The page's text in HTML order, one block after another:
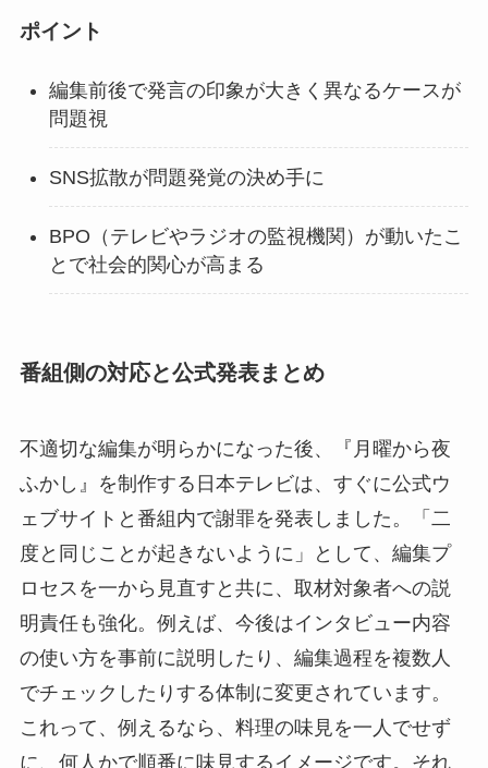
ポイント
編集前後で発言の印象が大きく異なるケースが
問題視
SNS拡散が問題発覚の決め手に
BPO（テレビやラジオの監視機関）が動いたこ
とで社会的関心が高まる
番組側の対応と公式発表まとめ
不適切な編集が明らかになった後、『月曜から夜
ふかし』を制作する日本テレビは、すぐに公式ウ
ェブサイトと番組内で謝罪を発表しました。「二
度と同じことが起きないように」として、編集プ
ロセスを一から見直すと共に、取材対象者への説
明責任も強化。例えば、今後はインタビュー内容
の使い方を事前に説明したり、編集過程を複数人
でチェックしたりする体制に変更されています。
これって、例えるなら、料理の味見を一人でせず
に、何人かで順番に味見するイメージです。それ